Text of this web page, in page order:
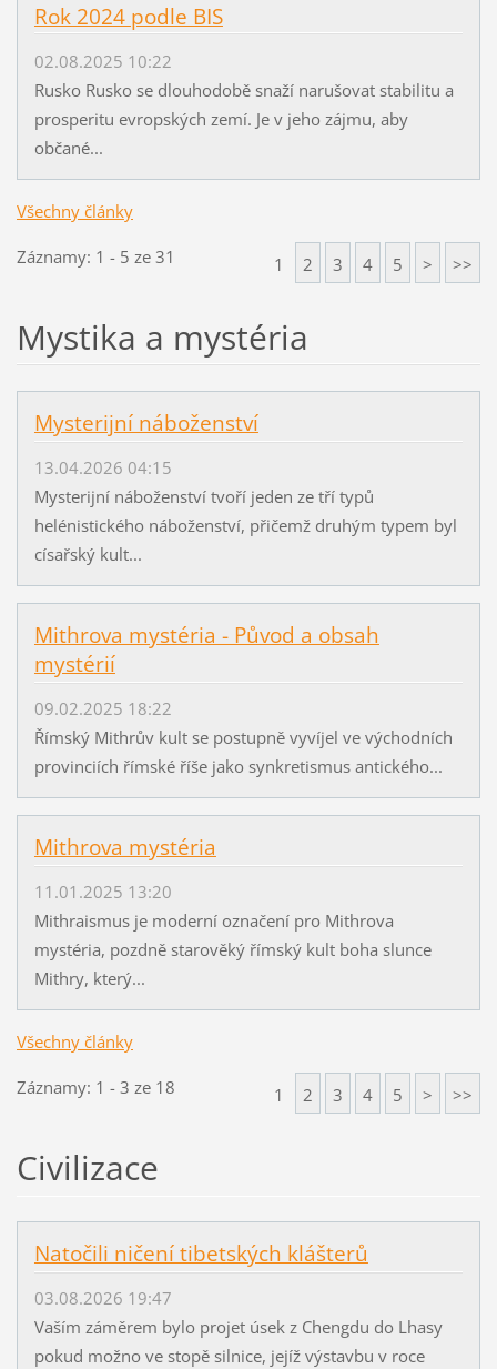
Rok 2024 podle BIS
02.08.2025 10:22
Rusko Rusko se dlouhodobě snaží narušovat stabilitu a
prosperitu evropských zemí. Je v jeho zájmu, aby
občané...
Všechny články
Záznamy: 1 - 5 ze 31 1 2 3 4 5 > >>
Mystika a mystéria
Mysterijní náboženství
13.04.2026 04:15
Mysterijní náboženství tvoří jeden ze tří typů
helénistického náboženství, přičemž druhým typem byl
císařský kult...
Mithrova mystéria - Původ a obsah
mystérií
09.02.2025 18:22
Římský Mithrův kult se postupně vyvíjel ve východních
provinciích římské říše jako synkretismus antického...
Mithrova mystéria
11.01.2025 13:20
Mithraismus je moderní označení pro Mithrova
mystéria, pozdně starověký římský kult boha slunce
Mithry, který...
Všechny články
Záznamy: 1 - 3 ze 18 1 2 3 4 5 > >>
Civilizace
Natočili ničení tibetských klášterů
03.08.2026 19:47
Vaším záměrem bylo projet úsek z Chengdu do Lhasy
pokud možno ve stopě silnice, jejíž výstavbu v roce